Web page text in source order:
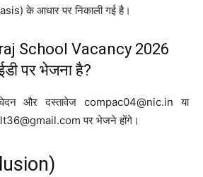
के आधार पर निकाली गई है।
School Vacancy 2026
पर भेजना है?
और दस्तावेज compac04@nic.in या
पर भेजने होंगे।